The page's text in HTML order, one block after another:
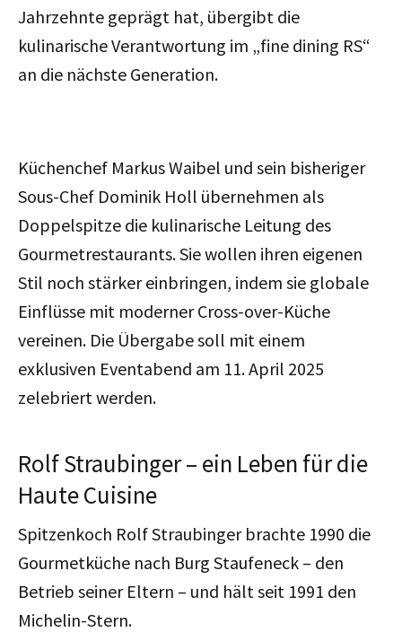
Jahrzehnte geprägt hat, übergibt die
kulinarische Verantwortung im „fine dining RS“
an die nächste Generation.
Küchenchef Markus Waibel und sein bisheriger
Sous-Chef Dominik Holl übernehmen als
Doppelspitze die kulinarische Leitung des
Gourmetrestaurants. Sie wollen ihren eigenen
Stil noch stärker einbringen, indem sie globale
Einflüsse mit moderner Cross-over-Küche
vereinen. Die Übergabe soll mit einem
exklusiven Eventabend am 11. April 2025
zelebriert werden.
Rolf Straubinger – ein Leben für die
Haute Cuisine
Spitzenkoch Rolf Straubinger brachte 1990 die
Gourmetküche nach Burg Staufeneck – den
Betrieb seiner Eltern – und hält seit 1991 den
Michelin-Stern.